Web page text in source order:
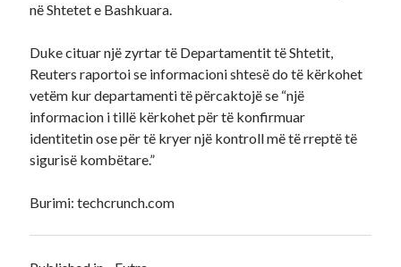
në Shtetet e Bashkuara.
Duke cituar një zyrtar të Departamentit të Shtetit,
Reuters raportoi se informacioni shtesë do të kërkohet
vetëm kur departamenti të përcaktojë se “një
informacion i tillë kërkohet për të konfirmuar
identitetin ose për të kryer një kontroll më të rreptë të
sigurisë kombëtare.”
Burimi: techcrunch.com